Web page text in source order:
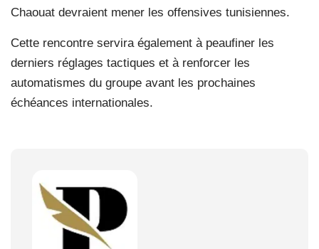
Chaouat devraient mener les offensives tunisiennes.
Cette rencontre servira également à peaufiner les
derniers réglages tactiques et à renforcer les
automatismes du groupe avant les prochaines
échéances internationales.